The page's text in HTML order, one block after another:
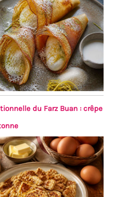
du Farz Buan : crêpe